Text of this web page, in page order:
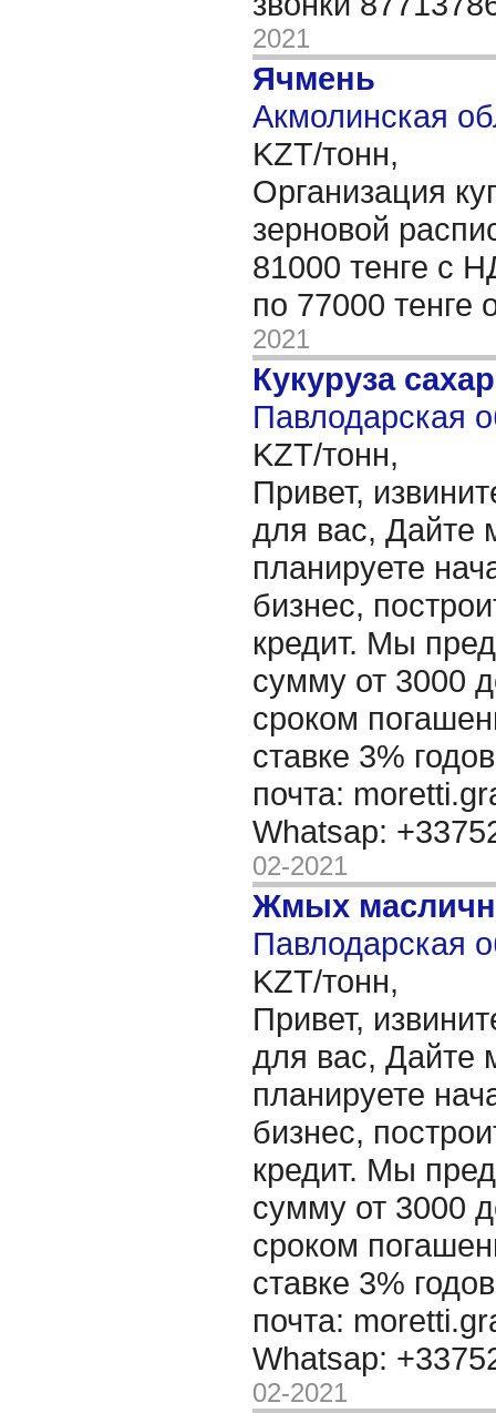
2021
Ячмень
Акмолинская
KZT/тонн,
Организация
зерновой
81000 тенге с
по 77000 тенге
2021
Кукуруза
Павлодарская
KZT/тонн,
Привет,
для вас, Дайте
планируете
бизнес,
кредит. Мы
сумму от 3000
сроком
ставке 3%
почта:
Whatsap:
02-2021
Жмых
Павлодарская
KZT/тонн,
Привет,
для вас, Дайте
планируете
бизнес,
кредит. Мы
сумму от 3000
сроком
ставке 3%
почта:
Whatsap:
02-2021